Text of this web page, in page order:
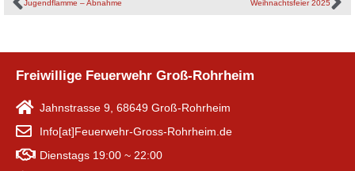
Jugendflamme – Abnahme Weihnachtsfeier 2025
Freiwillige Feuerwehr Groß-Rohrheim
Jahnstrasse 9, 68649 Groß-Rohrheim
Info[at]Feuerwehr-Gross-Rohrheim.de
Dienstags 19:00 ~ 22:00